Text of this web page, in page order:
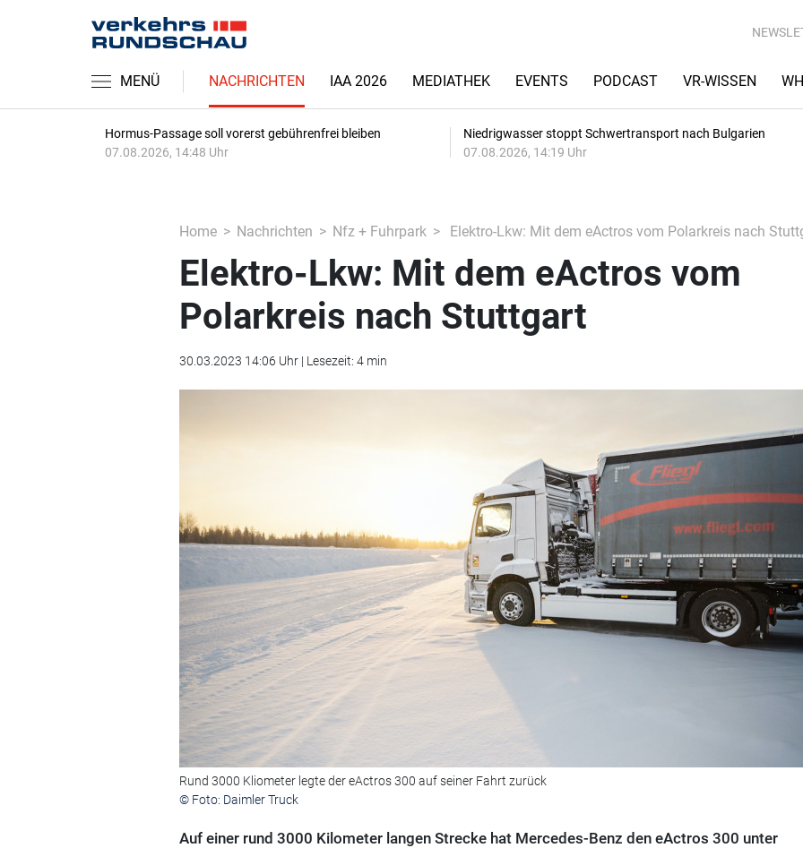
MENÜ NACHRICHTEN IAA 2026 MEDIATHEK EVENTS PODCAST VR-WISSEN
Hormus-Passage soll vorerst gebührenfrei bleiben
07.08.2026, 14:48 Uhr
Niedrigwasser stoppt Schwertransport nach Bulgarien
07.08.2026, 14:19 Uhr
Home Nachrichten Nfz + Fuhrpark Elektro-Lkw: Mit dem eActros vom Polarkreis nach
Elektro-Lkw: Mit dem eActros vom
Polarkreis nach Stuttgart
30.03.2023 14:06 Uhr | Lesezeit: 4 min
Rund 3000 Kliometer legte der eActros 300 auf seiner Fahrt zurück
© Foto: Daimler Truck
Auf einer rund 3000 Kilometer langen Strecke hat Mercedes-Benz den eActros 300 unter